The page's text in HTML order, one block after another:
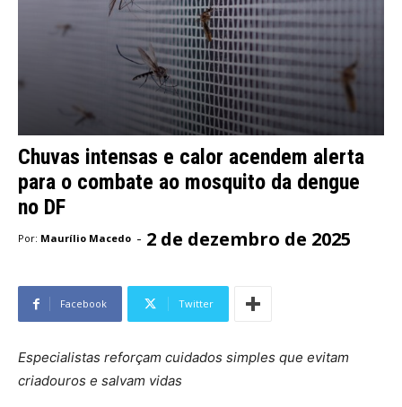
Chuvas intensas e calor acendem alerta
para o combate ao mosquito da dengue
no DF
Por: Maurílio Macedo - 2 de dezembro de 2025
Facebook Twitter
Especialistas reforçam cuidados simples que evitam
criadouros e salvam vidas